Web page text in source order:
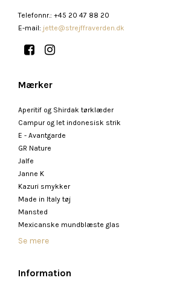
Telefonnr.: +45 20 47 88 20
E-mail: jette@strejffraverden.dk
Mærker
Aperitif og Shirdak tørklæder
Campur og let indonesisk strik
E - Avantgarde
GR Nature
Jalfe
Janne K
Kazuri smykker
Made in Italy tøj
Mansted
Mexicanske mundblæste glas
Se mere
Information